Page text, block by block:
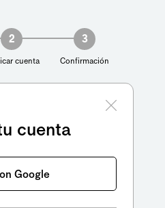
2
cuenta
3
Confirmación
cuenta
Google